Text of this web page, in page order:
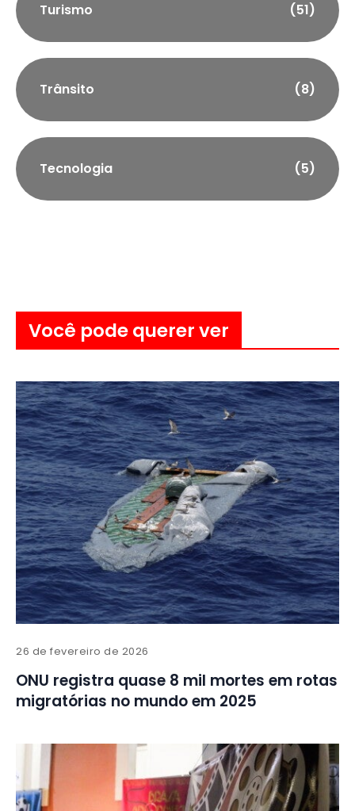
Turismo (51)
Trânsito (8)
Tecnologia (5)
Você pode querer ver
26 de fevereiro de 2026
ONU registra quase 8 mil mortes em rotas
migratórias no mundo em 2025